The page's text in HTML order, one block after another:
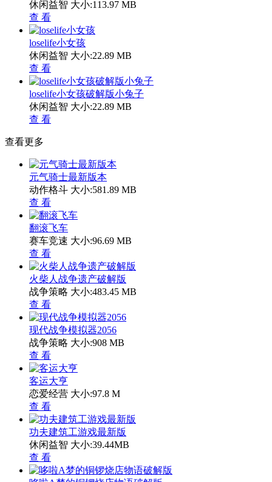
休闲益智 大小:113.97 MB
查 看
loselife小女孩
休闲益智 大小:22.89 MB
查 看
loselife小女孩破解版小兔子
休闲益智 大小:22.89 MB
查 看
查看更多
元气骑士最新版本
动作格斗 大小:581.89 MB
查 看
翻滚飞车
赛车竞速 大小:96.69 MB
查 看
火柴人战争遗产破解版
战争策略 大小:483.45 MB
查 看
现代战争模拟器2056
战争策略 大小:908 MB
查 看
客运大亨
恋爱经营 大小:97.8 M
查 看
功夫建筑工游戏最新版
休闲益智 大小:39.44MB
查 看